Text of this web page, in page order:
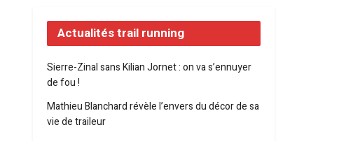
Actualités trail running
Sierre-Zinal sans Kilian Jornet : on va s’ennuyer
de fou !
Mathieu Blanchard révèle l’envers du décor de sa
vie de traileur